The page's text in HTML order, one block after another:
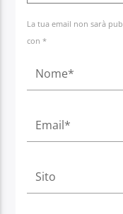
La tua email non sarà
con *